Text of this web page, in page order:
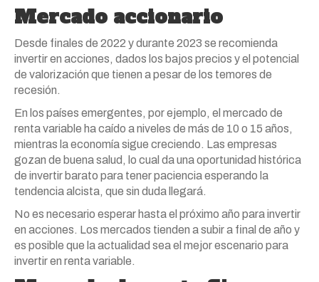
Mercado accionario
Desde finales de 2022 y durante 2023 se recomienda
invertir en acciones, dados los bajos precios y el potencial
de valorización que tienen a pesar de los temores de
recesión.
En los países emergentes, por ejemplo, el mercado de
renta variable ha caído a niveles de más de 10 o 15 años,
mientras la economía sigue creciendo. Las empresas
gozan de buena salud, lo cual da una oportunidad histórica
de invertir barato para tener paciencia esperando la
tendencia alcista, que sin duda llegará.
No es necesario esperar hasta el próximo año para invertir
en acciones. Los mercados tienden a subir a final de año y
es posible que la actualidad sea el mejor escenario para
invertir en renta variable.